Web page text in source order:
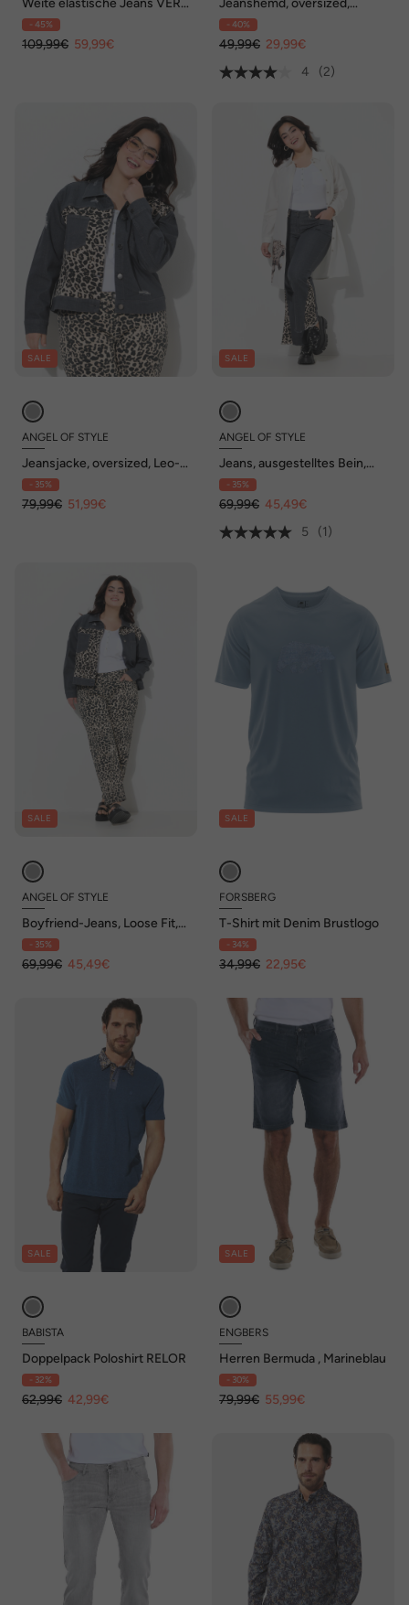
Weite elastische Jeans VERA
mit Formbund
- 45%
109,99€ 59,99€
Jeanshemd, oversized,
Vintage Look, Unisex
- 40%
49,99€ 29,99€
4
(2)
SALE
ANGEL OF STYLE
Jeansjacke, oversized, Leo-
Einsätze, Destroys
- 35%
79,99€ 51,99€
SALE
ANGEL OF STYLE
Jeans, ausgestelltes Bein,
Leo, Fransensaum, 5-Pocket
- 35%
69,99€ 45,49€
5
(1)
SALE
ANGEL OF STYLE
Boyfriend-Jeans, Loose Fit,
Leo, 5-Pocket
- 35%
69,99€ 45,49€
SALE
FORSBERG
T-Shirt mit Denim Brustlogo
- 34%
34,99€ 22,95€
SALE
BABISTA
Doppelpack Poloshirt RELOR
- 32%
62,99€ 42,99€
SALE
ENGBERS
Herren Bermuda , Marineblau
- 30%
79,99€ 55,99€